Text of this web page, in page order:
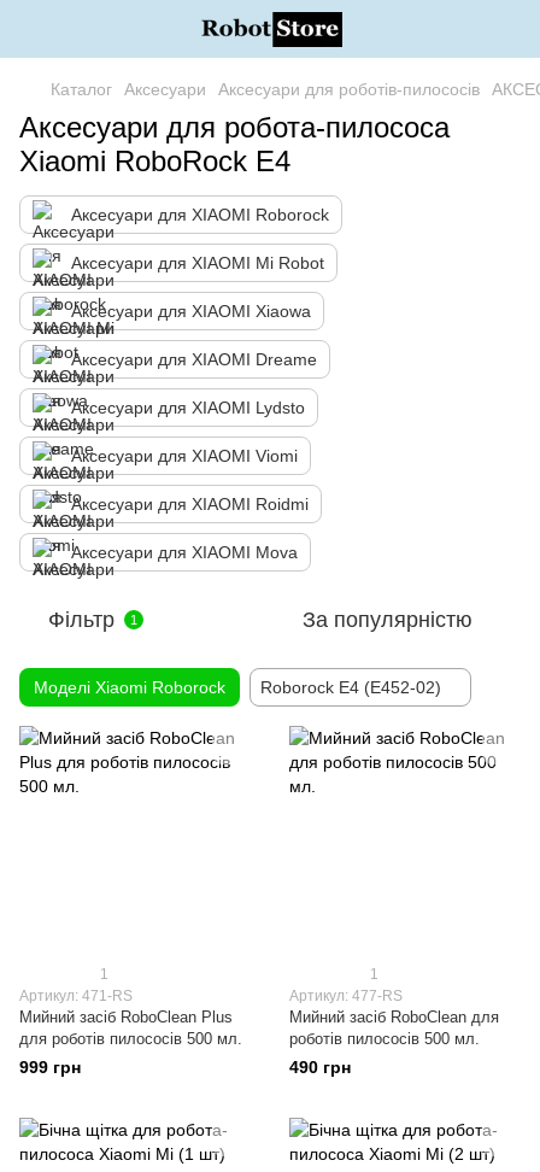
Каталог Аксесуари Аксесуари для роботів-пилососів
Аксесуари для робота-пилососа
Xiaomi RoboRock E4
Аксесуари для XIAOMI Roborock
Аксесуари для XIAOMI Mi Robot
Аксесуари для XIAOMI Xiaowa
Аксесуари для XIAOMI Dreame
Аксесуари для XIAOMI Lydsto
Аксесуари для XIAOMI Viomi
Аксесуари для XIAOMI Roidmi
Аксесуари для XIAOMI Mova
Фільтр 1 За популярністю
Моделі Xiaomi Roborock Roborock E4 (E452-02)
1
Артикул: 471-RS
Мийний засіб RoboClean Plus
для роботів пилососів 500 мл.
999 грн
1
Артикул: 477-RS
Мийний засіб RoboClean для
роботів пилососів 500 мл.
490 грн